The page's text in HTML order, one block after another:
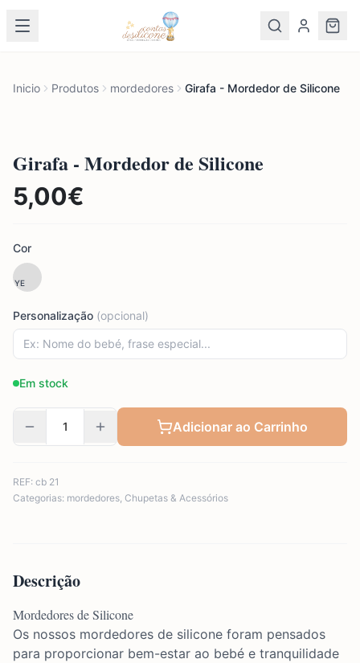
Inicio Produtos mordedores Girafa - Mordedor de Silicone
Girafa - Mordedor de Silicone
5,00€
Cor
YE
Personalização (opcional)
Em stock
Adicionar ao Carrinho
REF: cb 21
Categorias: mordedores, Chupetas & Acessórios
Descrição
Mordedores de Silicone
Os nossos mordedores de silicone foram pensados
para proporcionar bem-estar ao bebé e tranquilidade